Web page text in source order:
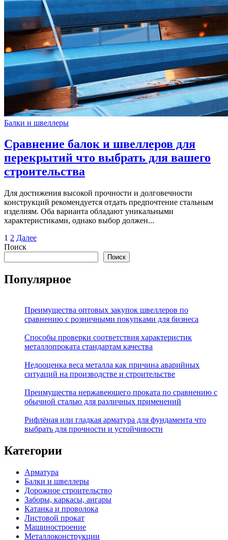
Балки и швеллеры
Сравнение балок и швеллеров для
перекрытий что выбрать для вашего
строительства
Для достижения высокой прочности и долговечности
конструкций рекомендуется отдать предпочтение стальным
изделиям. Оба варианта обладают уникальными
характеристиками, однако выбор должен...
Пагинация
записей
1 2 Далее
Поиск
Поиск
Популярное
Преимущества оптовых закупок швеллеров по
сравнению с розничными покупками для бизнеса
Способы проверки соответствия характеристик
металлопроката стандартам качества
Недооценка веса металла как причина аварийных
ситуаций на производстве и строительстве
Преимущества нержавеющего проката по сравнению с
обычной сталью для различных применений
Рифлёная или гладкая арматура для фундамента что
выбрать для прочности и устойчивости
Категории
Арматура
Балки и швеллеры
Дорожное строительство
Заборы, каркасы, ангары
Катанка и проволока
Листовой прокат
Машиностроение
Металлоконструкции